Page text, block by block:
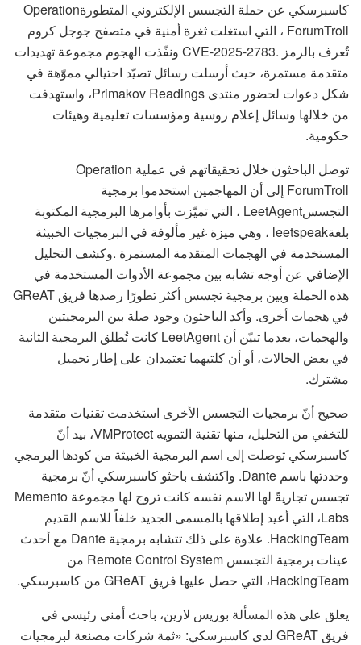
كاسبرسكي عن حملة التجسس الإلكتروني المتطورةOperation
ForumTroll ، التي استغلت ثغرة أمنية في متصفح جوجل كروم
تُعرف بالرمز .CVE-2025-2783 ونفّذت الهجوم مجموعة تهديدات
متقدمة مستمرة، حيث أرسلت رسائل تصيّد احتيالي مموّهة في
شكل دعوات لحضور منتدى Primakov Readings، واستهدفت
من خلالها وسائل إعلام روسية ومؤسسات تعليمية وهيئات
حكومية.
توصل الباحثون خلال تحقيقاتهم في عملية Operation
ForumTroll إلى أن المهاجمين استخدموا برمجية
التجسسLeetAgent ، التي تميّزت بأوامرها البرمجية المكتوبة
بلغةleetspeak ، وهي ميزة غير مألوفة في البرمجيات الخبيثة
المستخدمة في الهجمات المتقدمة المستمرة .وكشف التحليل
الإضافي عن أوجه تشابه بين مجموعة الأدوات المستخدمة في
هذه الحملة وبين برمجية تجسس أكثر تطورًا رصدها فريق GReAT
في هجمات أخرى. وأكد الباحثون وجود صلة بين البرمجيتين
والهجمات، بعدما تبيّن أن LeetAgent كانت تُطلق البرمجية الثانية
في بعض الحالات، أو أن كلتيهما تعتمدان على إطار تحميل
مشترك.
صحيح أنّ برمجيات التجسس الأخرى استخدمت تقنيات متقدمة
للتخفي من التحليل، منها تقنية التمويه VMProtect، بيد أنّ
كاسبرسكي توصلت إلى اسم البرمجية الخبيثة من كودها البرمجي
وحددتها باسم Dante. واكتشف باحثو كاسبرسكي أنّ برمجية
تجسس تجاريةً لها الاسم نفسه كانت تروج لها مجموعة Memento
Labs، التي أعيد إطلاقها بالمسمى الجديد خلفاً للاسم القديم
HackingTeam. علاوة على ذلك تتشابه برمجية Dante مع أحدث
عينات برمجية التجسس Remote Control System من
HackingTeam، التي حصل عليها فريق GReAT من كاسبرسكي.
يعلق على هذه المسألة بوريس لارين، باحث أمني رئيسي في
فريق GReAT لدى كاسبرسكي: «ثمة شركات مصنعة لبرمجيات